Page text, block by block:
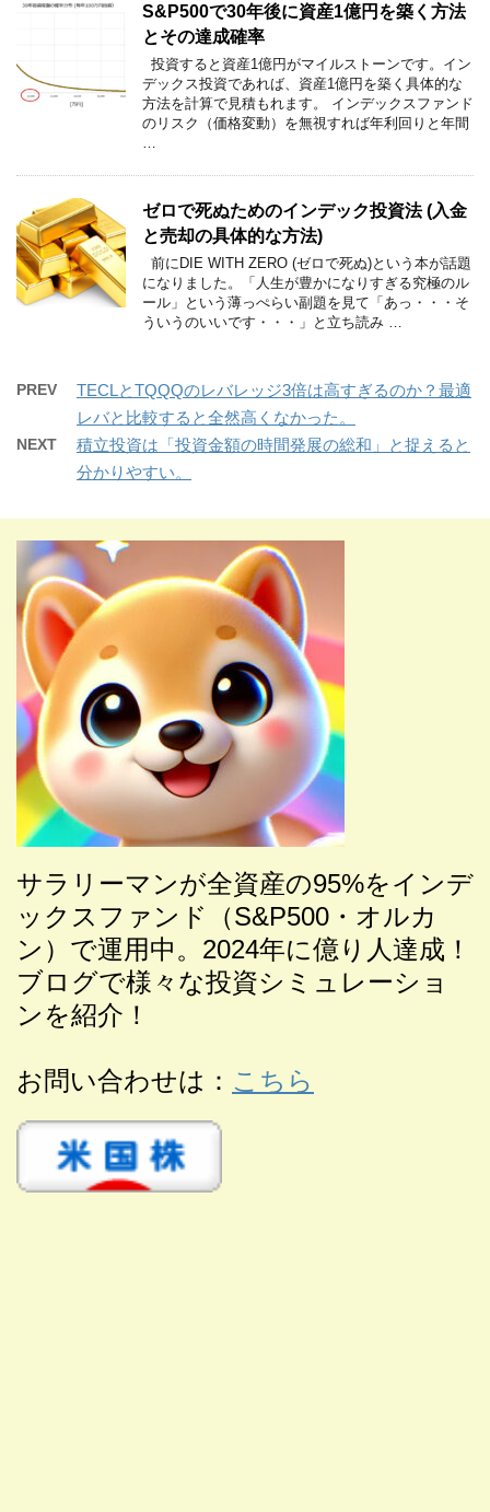
S&P500で30年後に資産1億円を築く方法
とその達成確率
投資すると資産1億円がマイルストーンです。イン
デックス投資であれば、資産1億円を築く具体的な
方法を計算で見積もれます。 インデックスファンド
のリスク（価格変動）を無視すれば年利回りと年間
ゼロで死ぬためのインデック投資法 (入金
と売却の具体的な方法)
前にDIE WITH ZERO (ゼロで死ぬ)という本が話題
になりました。「人生が豊かになりすぎる究極のル
ール」という薄っぺらい副題を見て「あっ・・・そ
ういうのいいです・・・」と立ち読み …
PREV
TECLとTQQQのレバレッジ3倍は高すぎるのか？最適
レバと比較すると全然高くなかった。
NEXT
積立投資は「投資金額の時間発展の総和」と捉えると
分かりやすい。
サラリーマンが全資産の95%をインデ
ックスファンド（S&P500・オルカ
ン）で運用中。2024年に億り人達成！
ブログで様々な投資シミュレーショ
ンを紹介！
お問い合わせは： こちら